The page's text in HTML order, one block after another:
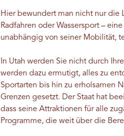
Hier bewundert man nicht nur die
Radfahren oder Wassersport –
unabhängig von seiner Mobilität,
In Utah werden Sie nicht durch
werden dazu ermutigt, alles zu
Sportarten bis hin zu erholsamen
Grenzen gesetzt. Der Staat hat
dass seine Attraktionen für alle
Programme, die weit über die